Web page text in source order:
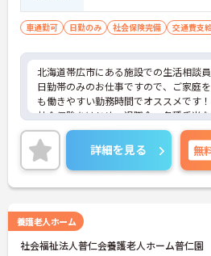
車通勤可 日勤のみ 社会保険完備 交通費支
北海道帯広市にある施設での生活相談員
日勤帯のみのお仕事ですので、ご家庭
も働きやすい勤務時間でオススメです！
社会保険をはじめ、退職金・各種手当
い職場環境づくりに力を入れています。
ご興味ある方には、面接対策ポイントな
詳細をお話しいたしますのでお気軽に
い。
詳細を見る 無
養護老人ホーム
社会福祉法人普仁会養護老人ホーム普仁園